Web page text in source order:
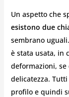
Un aspetto che
esistono due
sembrano
è stata usata, in
deformazioni,
delicatezza.
profilo e quindi